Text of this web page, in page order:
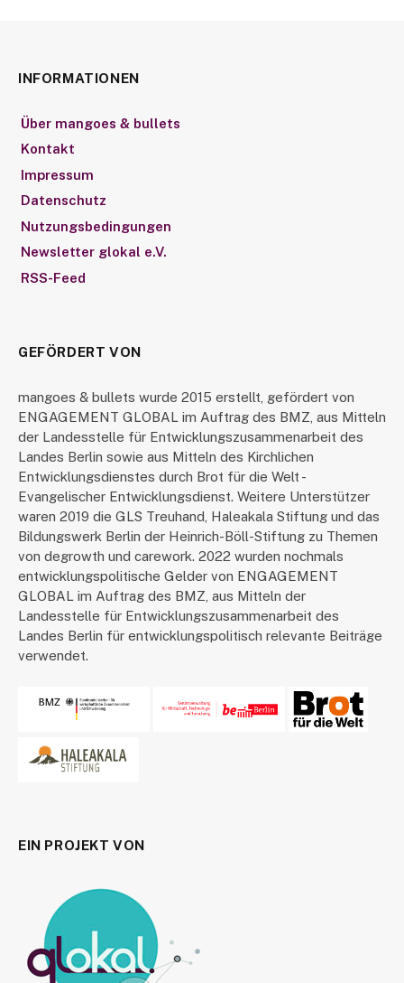
INFORMATIONEN
Über mangoes & bullets
Kontakt
Impressum
Datenschutz
Nutzungsbedingungen
Newsletter glokal e.V.
RSS-Feed
GEFÖRDERT VON
mangoes & bullets wurde 2015 erstellt, gefördert von
ENGAGEMENT GLOBAL im Auftrag des BMZ, aus Mitteln
der Landesstelle für Entwicklungszusammenarbeit des
Landes Berlin sowie aus Mitteln des Kirchlichen
Entwicklungsdienstes durch Brot für die Welt -
Evangelischer Entwicklungsdienst. Weitere Unterstützer
waren 2019 die GLS Treuhand, Haleakala Stiftung und das
Bildungswerk Berlin der Heinrich-Böll-Stiftung zu Themen
von degrowth und carework. 2022 wurden nochmals
entwicklungspolitische Gelder von ENGAGEMENT
GLOBAL im Auftrag des BMZ, aus Mitteln der
Landesstelle für Entwicklungszusammenarbeit des
Landes Berlin für entwicklungspolitisch relevante Beiträge
verwendet.
EIN PROJEKT VON